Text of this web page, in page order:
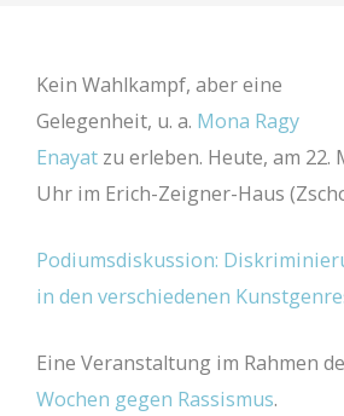
Kein Wahlkampf, aber eine
Gelegenheit, u. a. Mona Ragy
Enayat zu erleben. Heute, am 22.
Uhr im Erich-Zeigner-Haus
Podiumsdiskussion:
in den verschiedenen
Eine Veranstaltung im Rahmen
Wochen gegen Rassismus.